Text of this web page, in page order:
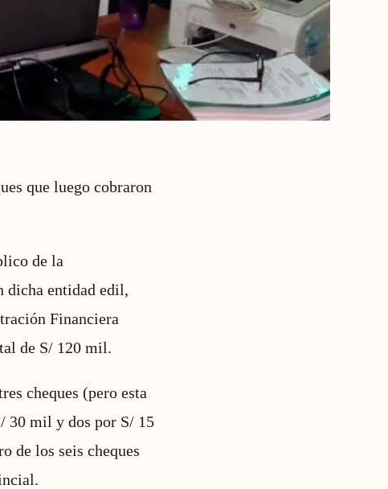
que luego cobraron
de la
dicha entidad edil,
Financiera
de S/ 120 mil.
cheques (pero esta
30 mil y dos por S/ 15
de los seis cheques